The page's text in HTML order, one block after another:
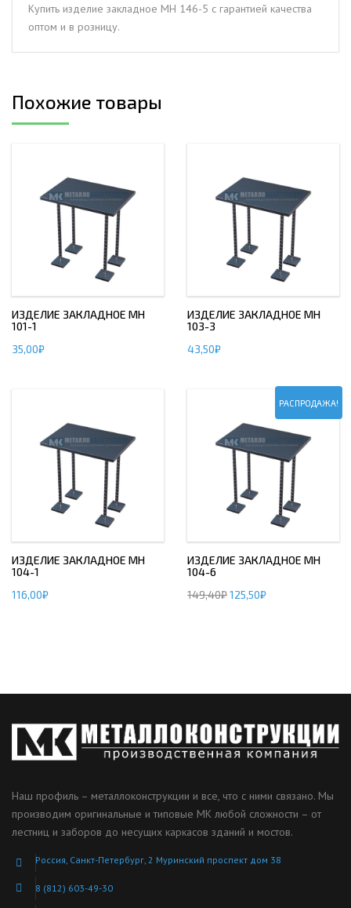
Купить изделие закладное МН 146-5 с гарантией качества
оптом и в розницу.
Похожие товары
ИЗДЕЛИЕ ЗАКЛАДНОЕ МН
101-1
35,00₽
ИЗДЕЛИЕ ЗАКЛАДНОЕ МН
103-3
43,50₽
ИЗДЕЛИЕ ЗАКЛАДНОЕ МН
104-1
116,00₽
РАСПРОДАЖА!
ИЗДЕЛИЕ ЗАКЛАДНОЕ МН
104-6
149,40₽125,50₽
Наш профиль – металлоконструкции и все, что с ними связано. Мы
производим оригинальные и типовые МК любой сложности – от
лестниц и заборов до несущих каркасов зданий и мостов.
Россия, Санкт-Петербург, 2 Муринский проспект дом 38
8 (812) 603-49-30